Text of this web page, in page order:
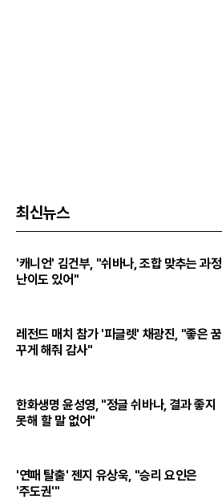
최신뉴스
'캐니언' 김건부, "쉬바나, 조합 맞추는 과정
난이도 있어"
레전드 매치 참가 '피글렛' 채광진, "좋은 꿈
꾸게 해줘 감사"
한화생명 윤성영, "정글 쉬바나, 결과 좋지
못해 할 말 없어"
'연패 탈출' 젠지 유상욱, "승리 요인은
'주도권'"